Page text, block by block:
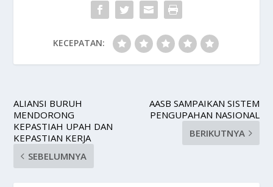
KECEPATAN:
ALIANSI BURUH
MENDORONG
KEPASTIAH UPAH DAN
KEPASTIAN KERJA
SEBELUMNYA
AASB SAMPAIKAN SISTEM
PENGUPAHAN NASIONAL
BERIKUTNYA